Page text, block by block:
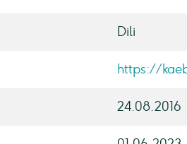
Dili
https://
24.08.2016